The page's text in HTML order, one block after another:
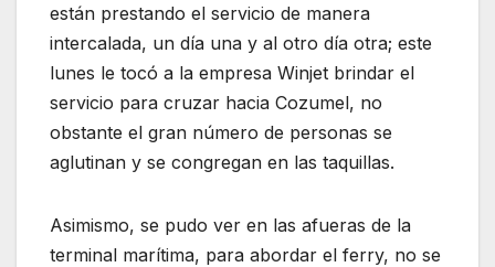
están prestando el servicio de manera
intercalada, un día una y al otro día otra; este
lunes le tocó a la empresa Winjet brindar el
servicio para cruzar hacia Cozumel, no
obstante el gran número de personas se
aglutinan y se congregan en las taquillas.
Asimismo, se pudo ver en las afueras de la
terminal marítima, para abordar el ferry, no se